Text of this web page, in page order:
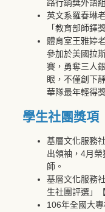
路行銷獎外語
英文系羅春琳
「教育部師鐸
體育室王雅婷
參加於美國拉
賽，勇奪三人
眼，不僅創下
華隊最年輕得
學生社團獎項
基層文化服務
出領袖，4月
師。
基層文化服務
生社團評選」
106年全國大